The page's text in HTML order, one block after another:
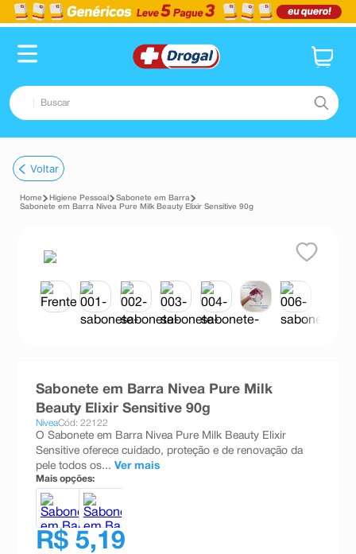
Buscar
1º fralda
2º dipirona
tadalafila
minoxidil
desodorante
absorvente
10ºshampoo
Voltar
Higiene Pessoal
Sabonete em Barra
Sabonete em Barra Nivea Pure Milk Beauty Elixir Sensitive 90g
Sabonete em Barra Nivea Pure Milk
Beauty Elixir Sensitive 90g
NiveaCód: 22122
O Sabonete em Barra Nivea Pure Milk Beauty Elixir
Sensitive oferece cuidado, proteção e de renovação da
pele todos os... Ver mais
Mais opções:
R$ 5,19